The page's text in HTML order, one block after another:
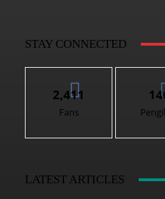
STAY CONNECTED
2,411
Fans
LATEST ARTICLES